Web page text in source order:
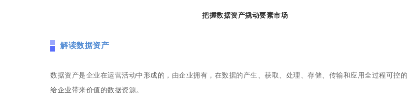
涵盖数据存
把握数据资产撬动要素市场
解读数据资产
数据资产是企业在运营活动中形成的，由企业拥有，在数据的产生、获取、处理、存储、传输和应用全过程可控的
给企业带来价值的数据资源。